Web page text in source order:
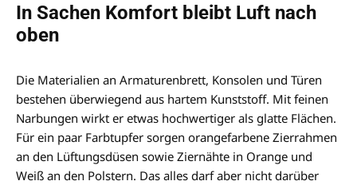
In Sachen Komfort bleibt Luft nach
oben
Die Materialien an Armaturenbrett, Konsolen und Türen
bestehen überwiegend aus hartem Kunststoff. Mit feinen
Narbungen wirkt er etwas hochwertiger als glatte Flächen.
Für ein paar Farbtupfer sorgen orangefarbene Zierrahmen
an den Lüftungsdüsen sowie Ziernähte in Orange und
Weiß an den Polstern. Das alles darf aber nicht darüber